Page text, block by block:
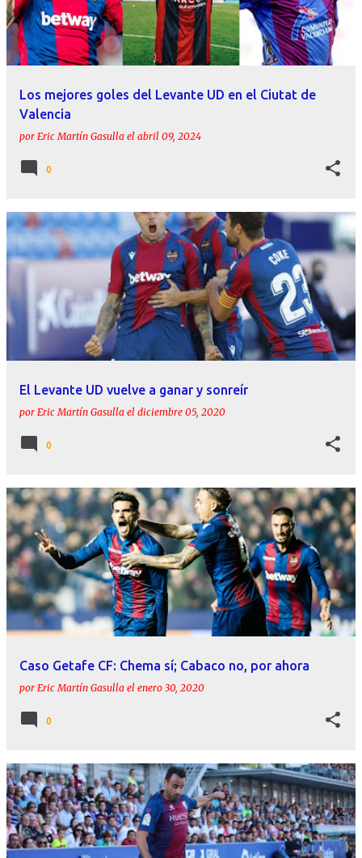
r
a
d
Los mejores goles del Levante UD en el Ciutat de
Valencia
por Eric Martín Gasulla el abril 09, 2024
0
El Levante UD vuelve a ganar y sonreír
por Eric Martín Gasulla el diciembre 05, 2020
0
Caso Getafe CF: Chema sí; Cabaco no, por ahora
por Eric Martín Gasulla el enero 30, 2020
0